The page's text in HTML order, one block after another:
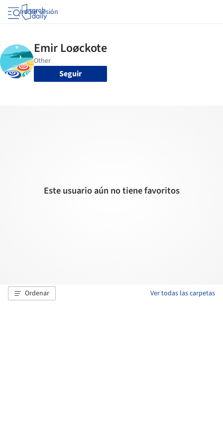
Iniciar sesión
Seguir
Este usuario aún no tiene favoritos
Ordenar Ver todas las carpetas